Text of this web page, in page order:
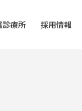
診療所 採用情報